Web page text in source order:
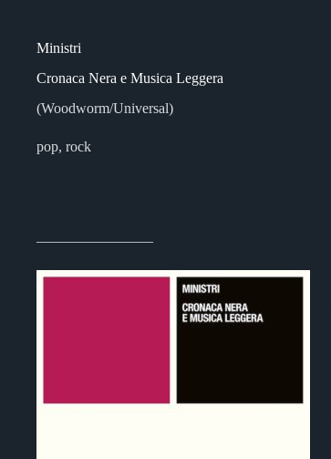
Ministri
Cronaca Nera e Musica Leggera
(Woodworm/Universal)
pop, rock